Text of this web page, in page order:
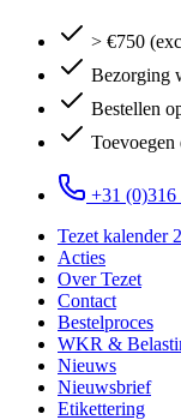
> €750
Bezorging
Bestellen
+31 (0)316
Tezet kalender
Acties
Over Tezet
Contact
Bestelproces
WKR &
Nieuws
Nieuwsbrief
Etikettering